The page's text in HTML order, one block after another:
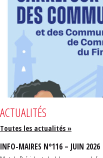
ACTUALITÉS
Toutes les actualités »
INFO-MAIRES N°116 – JUIN 2026